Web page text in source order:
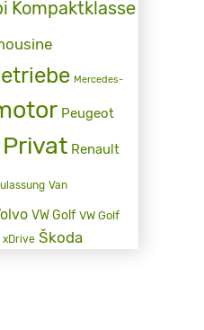
Kompaktklasse
Mercedes-
Peugeot
Privat Renault
Van
VW Golf VW Golf
xDrive Škoda